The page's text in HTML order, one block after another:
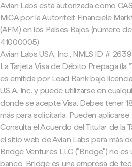
Avian Labs está autorizada como
MiCA por la Autoriteit Financiële
(AFM) en los Países Bajos (número
41000005).
Avian Labs USA, Inc., NMLS ID #
La Tarjeta Visa de Débito Prepaga (la
es emitida por Lead Bank bajo
U.S.A. Inc. y puede utilizarse en
donde se acepte Visa. Debes tener
más para solicitarla. Pueden aplicarse
Consulta el Acuerdo del Titular de la
el sitio web de Avian Labs para más
Bridge Ventures LLC ("Bridge") no es
banco. Bridge es una empresa de